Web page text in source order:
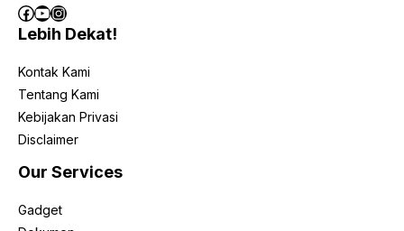
Facebook
YouTube
Instagram
Lebih Dekat!
Kontak Kami
Tentang Kami
Kebijakan Privasi
Disclaimer
Our Services
Gadget